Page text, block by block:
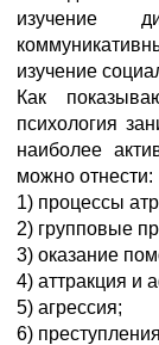
изучение
изучение
Как
психология
наиболее
можно отнести:
1) процессы
2) групповые
3) оказание
4) аттракция и
5) агрессия;
6)